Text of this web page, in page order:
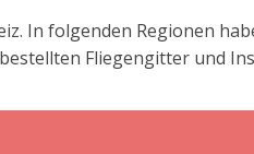
In folgenden Regionen
Fliegengitter und